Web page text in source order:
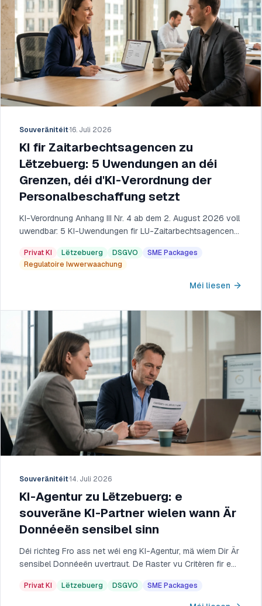
Souveränitéit·16. Juli 2026
KI fir Zaitarbechtsagencen zu
Lëtzebuerg: 5 Uwendungen an déi
Grenzen, déi d'KI-Verordnung der
Personalbeschaffung setzt
KI-Verordnung Anhang III Nr. 4 ab dem 2. August 2026 voll
uwendbar: 5 KI-Uwendungen fir LU-Zaitarbechtsagencen
2024).
Privat KI Lëtzebuerg DSGVO
SME Packages
Regulatoire Iwwerwaachung
Méi liesen
Souveränitéit·14. Juli 2026
KI-Agentur zu Lëtzebuerg: e
souveräne KI-Partner wielen wann Är
Donnéeën sensibel sinn
Déi richteg Fro ass net wéi eng KI-Agentur, mä wiem Dir Är
sensibel Donnéeën uvertraut. De Raster vu Critèren fir e
Privat KI Lëtzebuerg DSGVO SME Packages